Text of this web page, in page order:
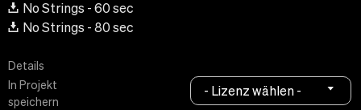
No Strings - 60 sec
No Strings - 80 sec
Details
In Projekt
speichern
- Lizenz wählen -